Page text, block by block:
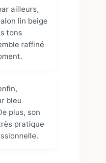
ailleurs,
lin beige
tons
raffiné
bleu
plus, son
pratique